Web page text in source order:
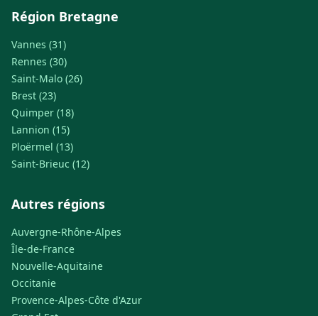
Région Bretagne
Vannes (31)
Rennes (30)
Saint-Malo (26)
Brest (23)
Quimper (18)
Lannion (15)
Ploërmel (13)
Saint-Brieuc (12)
Autres régions
Auvergne-Rhône-Alpes
Île-de-France
Nouvelle-Aquitaine
Occitanie
Provence-Alpes-Côte d'Azur